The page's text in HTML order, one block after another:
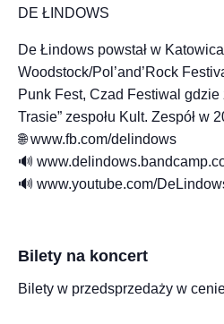
DE ŁINDOWS
De Łindows powstał w
Woodstock/Pol’and’Rock
Punk Fest, Czad Festiwal
Trasie” zespołu Kult. Zespół w
🌐 www.fb.com/delindows
🔊
🔊 www.youtube.com/
Bilety na koncert
Bilety w przedsprzedaży w